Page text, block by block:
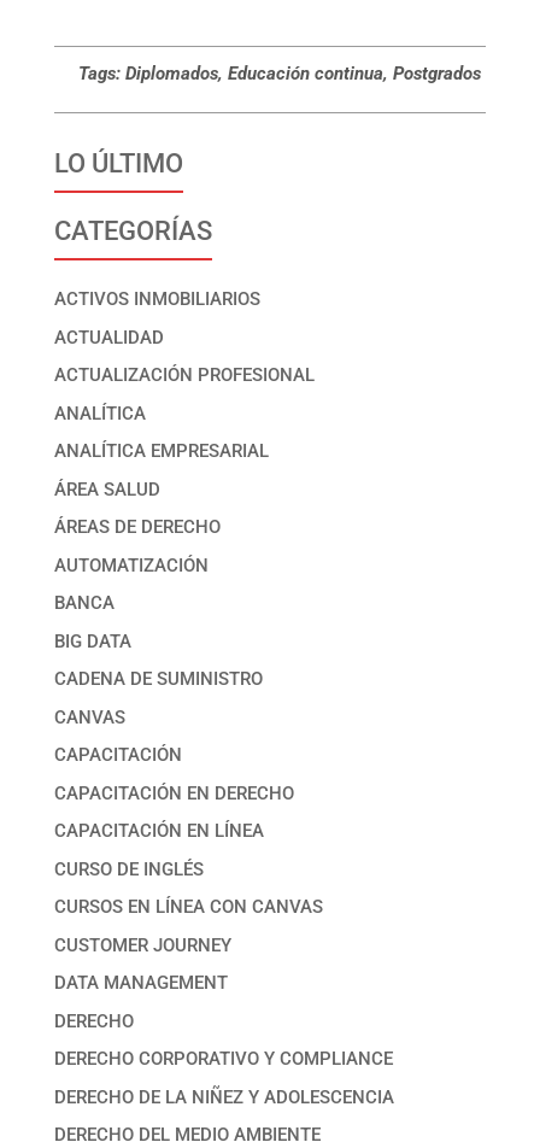
Tags: Diplomados, Educación continua, Postgrados
LO ÚLTIMO
CATEGORÍAS
ACTIVOS INMOBILIARIOS
ACTUALIDAD
ACTUALIZACIÓN PROFESIONAL
ANALÍTICA
ANALÍTICA EMPRESARIAL
ÁREA SALUD
ÁREAS DE DERECHO
AUTOMATIZACIÓN
BANCA
BIG DATA
CADENA DE SUMINISTRO
CANVAS
CAPACITACIÓN
CAPACITACIÓN EN DERECHO
CAPACITACIÓN EN LÍNEA
CURSO DE INGLÉS
CURSOS EN LÍNEA CON CANVAS
CUSTOMER JOURNEY
DATA MANAGEMENT
DERECHO
DERECHO CORPORATIVO Y COMPLIANCE
DERECHO DE LA NIÑEZ Y ADOLESCENCIA
DERECHO DEL MEDIO AMBIENTE